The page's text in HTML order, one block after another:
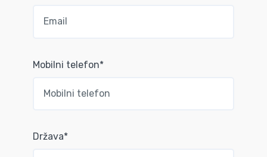
Mobilni telefon*
Država*